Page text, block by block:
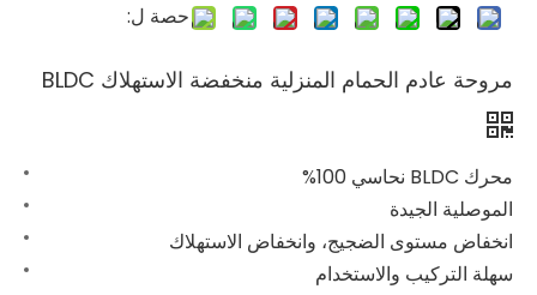
حصة ل:
مروحة عادم الحمام المنزلية منخفضة الاستهلاك BLDC
محرك BLDC نحاسي 100%
الموصلية الجيدة
انخفاض مستوى الضجيج، وانخفاض الاستهلاك
سهلة التركيب والاستخدام